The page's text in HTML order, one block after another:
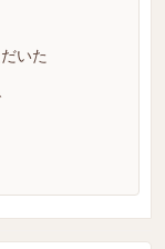
いた